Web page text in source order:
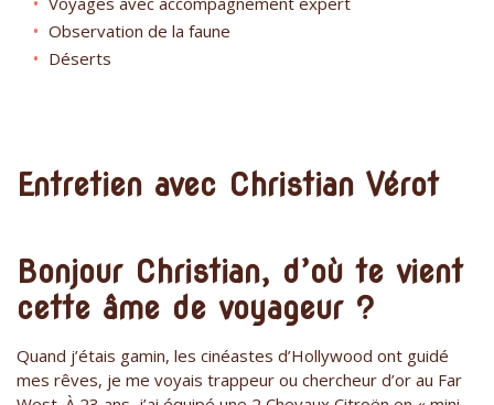
Observation de la faune
Déserts
Entretien avec Christian Vérot
Bonjour Christian, d’où te vient
cette âme de voyageur ?
Quand j’étais gamin, les cinéastes d’Hollywood ont guidé
mes rêves, je me voyais trappeur ou chercheur d’or au Far